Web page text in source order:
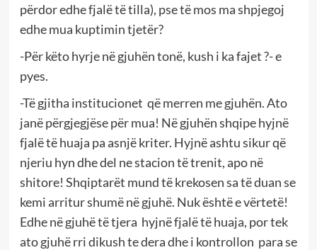
përdor edhe fjalë të tilla), pse të mos ma shpjegoj
edhe mua kuptimin tjetër?
-Për këto hyrje në gjuhën tonë, kush i ka fajet ?- e
pyes.
-Të gjitha institucionet që merren me gjuhën. Ato
janë përgjegjëse për mua! Në gjuhën shqipe hyjnë
fjalë të huaja pa asnjë kriter. Hyjnë ashtu sikur që
njeriu hyn dhe del ne stacion të trenit, apo në
shitore! Shqiptarët mund të krekosen sa të duan se
kemi arritur shumë në gjuhë. Nuk është e vërtetë!
Edhe në gjuhë të tjera hyjnë fjalë të huaja, por tek
ato gjuhë rri dikush te dera dhe i kontrollon para se